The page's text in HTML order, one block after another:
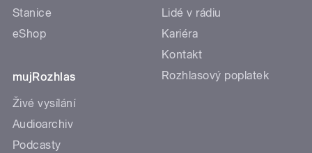
Stanice
eShop
mujRozhlas
Živé vysílání
Audioarchiv
Podcasty
Lidé v rádiu
Kariéra
Kontakt
Rozhlasový poplatek